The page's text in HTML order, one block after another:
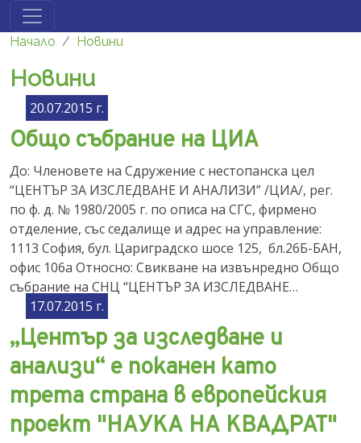
Премини към основното съдържание
Начало Новини
Новини
20.07.2015 г.
Общо събрание на ЦИА
До: Членовете на Сдружение с нестопанска цел
“ЦЕНТЪР ЗА ИЗСЛЕДВАНЕ И АНАЛИЗИ” /ЦИА/, рег.
по ф. д. № 1980/2005 г. по описа на СГС, фирмено
отделение, със седалище и адрес на управление:
1113 София, бул. Цариградско шосе 125, бл.26Б-БАН,
офис 106а Относно: Свикване на извънредно Общо
събрание на СНЦ “ЦЕНТЪР ЗА ИЗСЛЕДВАНЕ…
17.07.2015 г.
„Център за изследване и
анализи“ е поканен като
трета страна в европейския
проект "НАУКА НА КВАДРАТ"